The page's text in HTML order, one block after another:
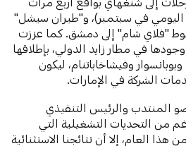
في سبتمبر)، و"طيران سيشل"
"فلاي شام" إلى دمشق. كما عززت
في مطار زايد الدولي، بإطلاقها
وفيشاخاباتنام، ليكون
الشركة في الإمارات.
المنتدب والرئيس التنفيذي
من التحديات التشغيلية التي
العام، إلا أن نتائجنا الاستثنائية